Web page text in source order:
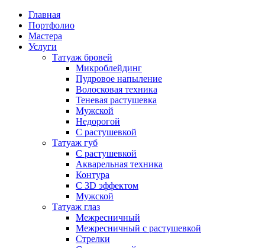
Главная
Портфолио
Мастера
Услуги
Татуаж бровей
Микроблейдинг
Пудровое напыление
Волосковая техника
Теневая растушевка
Мужской
Недорогой
С растушевкой
Татуаж губ
С растушевкой
Акварельная техника
Контура
С 3D эффектом
Мужской
Татуаж глаз
Межресничный
Межресничный с растушевкой
Стрелки